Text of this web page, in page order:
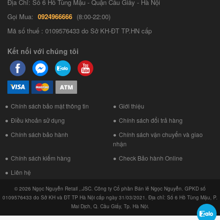
Địa Chỉ: Số 6 Hồ Tùng Mậu - Quận Cầu Giấy - Hà Nội
Gọi Mua: 0924966666 (8:00-22:00)
Mã số thuế : 0109576433 do Sở KH-ĐT TP.HN cấp
Kết nối với chúng tôi
Chính sách bảo mật thông tin
Giới thiệu
Điều khoản sử dụng
Chính sách đổi trả hàng
Chính sách bảo hành
Chính sách vận chuyển và giao
nhận
Chính sách kiểm hàng
Check Bảo hành Online
Liên hệ
© 2026 Ngọc Nguyễn Retail ,.JSC. Công ty Cổ phần Bán lẻ Ngọc Nguyễn. GPKD số
0109576433 do Sở KH và ĐT TP Hà Nội cấp ngày 31/03/2021. Địa chỉ: Số 6 Hồ Tùng Mậu, P.
Mai Dịch, Q. Cầu Giấy, Tp. Hà Nội.